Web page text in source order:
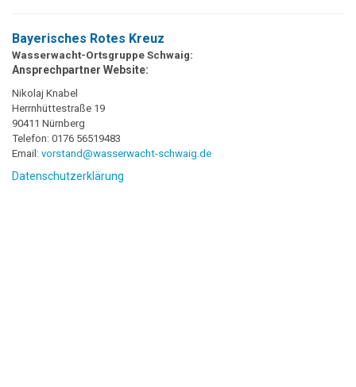
Bayerisches Rotes Kreuz
Wasserwacht-Ortsgruppe Schwaig:
Ansprechpartner Website:
Nikolaj Knabel
Herrnhüttestraße 19
90411 Nürnberg
Telefon: 0176 56519483
Email: vorstand@wasserwacht-schwaig.de
Datenschutzerklärung